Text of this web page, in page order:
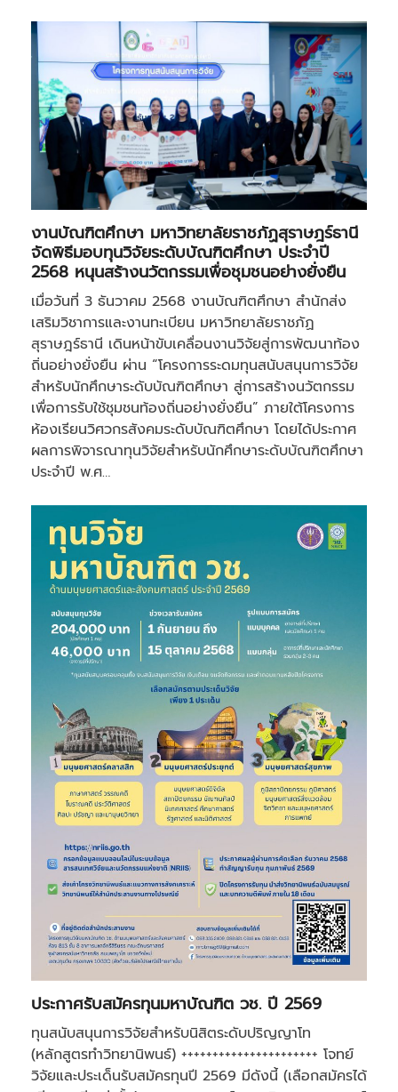
งานบัณฑิตศึกษา มหาวิทยาลัยราชภัฏสุราษฎร์ธานี
จัดพิธีมอบทุนวิจัยระดับบัณฑิตศึกษา ประจำปี
2568 หนุนสร้างนวัตกรรมเพื่อชุมชนอย่างยั่งยืน
เมื่อ️วันที่ 3 ธันวาคม 2568 งานบัณฑิตศึกษา สำนักส่ง
เสริมวิชาการและงานทะเบียน มหาวิทยาลัยราชภัฏ
สุราษฎร์ธานี เดินหน้าขับเคลื่อนงานวิจัยสู่การพัฒนาท้อง
ถิ่นอย่างยั่งยืน ผ่าน “โครงการระดมทุนสนับสนุนการวิจัย
สำหรับนักศึกษาระดับบัณฑิตศึกษา สู่การสร้างนวัตกรรม
เพื่อการรับใช้ชุมชนท้องถิ่นอย่างยั่งยืน” ภายใต้โครงการ
ห้องเรียนวิศวกรสังคมระดับบัณฑิตศึกษา โดยได้ประกาศ
ผลการพิจารณาทุนวิจัยสำหรับนักศึกษาระดับบัณฑิตศึกษา
ประจำปี พ.ศ…
ประกาศรับสมัครทุนมหาบัณฑิต วช. ปี 2569
ทุนสนับสนุนการวิจัยสำหรับนิสิตระดับปริญญาโท
(หลักสูตรทำวิทยานิพนธ์) ++++++++++++++++++++++ โจทย์
วิจัยและประเด็นรับสมัครทุนปี 2569 มีดังนี้ (เลือกสมัครได้